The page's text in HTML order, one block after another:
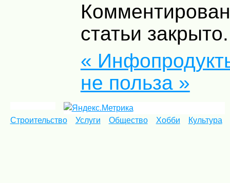
статьи закрыто.
«
не польза »
Строительство Услуги Общество Хобби Культура